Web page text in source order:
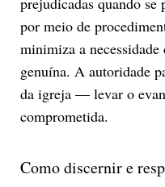
por meio de
minimiza a
genuína. A autoridade
da igreja — levar o
comprometida.
Como discernir e